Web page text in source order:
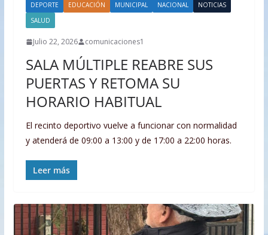
DEPORTE EDUCACIÓN MUNICIPAL NACIONAL
NOTICIAS
SALUD
Julio 22, 2026 comunicaciones1
SALA MÚLTIPLE REABRE SUS
PUERTAS Y RETOMA SU
HORARIO HABITUAL
El recinto deportivo vuelve a funcionar con normalidad
y atenderá de 09:00 a 13:00 y de 17:00 a 22:00 horas.
Leer más